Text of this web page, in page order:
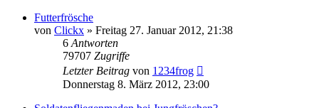
Futterfrösche
von Clickx » Freitag 27. Januar 2012, 21:38
6 Antworten
79707 Zugriffe
Letzter Beitrag von 1234frog
Donnerstag 8. März 2012, 23:00